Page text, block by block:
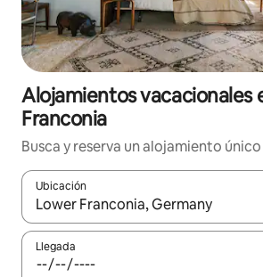
Alojamientos vacacionales
Franconia
Busca y reserva un alojamiento
Ubicación
Cuando los resultados estén
Llegada